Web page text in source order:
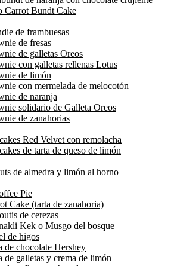
Carrot Bundt Cake
de frambuesas
de fresas
de galletas Oreos
con galletas rellenas Lotus
de limón
con mermelada de melocotón
de naranja
solidario de Galleta Oreos
de zanahorias
Red Velvet con remolacha
de tarta de queso de limón
de almedra y limón al horno
Pie
Cake (tarta de zanahoria)
de cerezas
Kek o Musgo del bosque
de higos
de chocolate Hershey
de galletas y crema de limón